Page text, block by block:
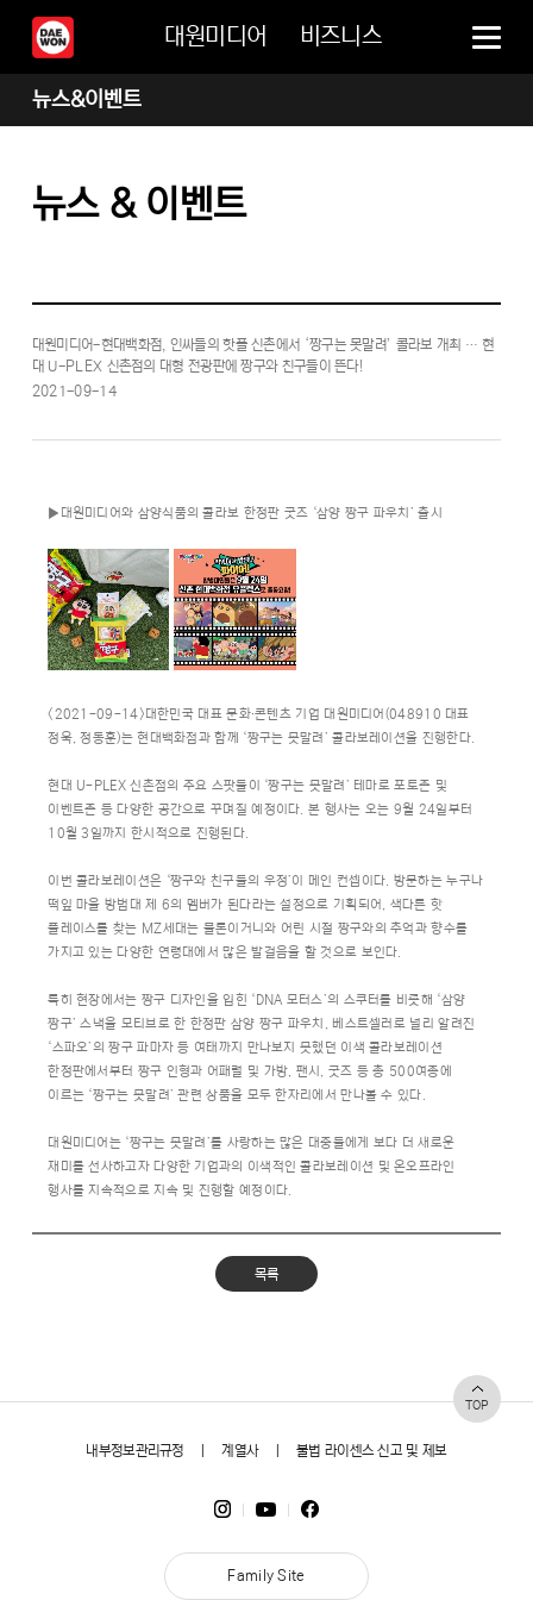
대원미디어 비즈니스
뉴스&이벤트
뉴스 & 이벤트
대원미디어-현대백화점, 인싸들의 핫플 신촌에서 ‘짱구는 못말려’ 콜라보 개최 … 현
대 U-PLEX 신촌점의 대형 전광판에 짱구와 친구들이 뜬다!
2021-09-14
▶대원미디어와 삼양식품의 콜라보 한정판 굿즈 ‘삼양 짱구 파우치’ 출시
<2021-09-14>대한민국 대표 문화∙콘텐츠 기업 대원미디어(048910 대표
정욱, 정동훈)는 현대백화점과 함께 ‘짱구는 못말려’ 콜라보레이션을 진행한다.
현대 U-PLEX 신촌점의 주요 스팟들이 ‘짱구는 못말려’ 테마로 포토존 및
이벤트존 등 다양한 공간으로 꾸며질 예정이다. 본 행사는 오는 9월 24일부터
10월 3일까지 한시적으로 진행된다.
이번 콜라보레이션은 ‘짱구와 친구들의 우정’이 메인 컨셉이다. 방문하는 누구나
떡잎 마을 방범대 제 6의 멤버가 된다라는 설정으로 기획되어, 색다른 핫
플레이스를 찾는 MZ세대는 물론이거니와 어린 시절 짱구와의 추억과 향수를
가지고 있는 다양한 연령대에서 많은 발걸음을 할 것으로 보인다.
특히 현장에서는 짱구 디자인을 입힌 ‘DNA 모터스’의 스쿠터를 비롯해 ‘삼양
짱구’ 스낵을 모티브로 한 한정판 삼양 짱구 파우치, 베스트셀러로 널리 알려진
‘스파오’의 짱구 파마자 등 여태까지 만나보지 못했던 이색 콜라보레이션
한정판에서부터 짱구 인형과 어패럴 및 가방, 팬시, 굿즈 등 총 500여종에
이르는 ‘짱구는 못말려’ 관련 상품을 모두 한자리에서 만나볼 수 있다.
대원미디어는 ‘짱구는 못말려’를 사랑하는 많은 대중들에게 보다 더 새로운
재미를 선사하고자 다양한 기업과의 이색적인 콜라보레이션 및 온오프라인
행사를 지속적으로 지속 및 진행할 예정이다.
목록
TOP
내부정보관리규정 |계열사|불법 라이센스 신고 및 제보
Family Site